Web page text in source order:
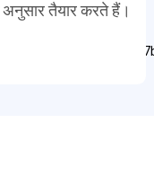
तैयार करते हैं।